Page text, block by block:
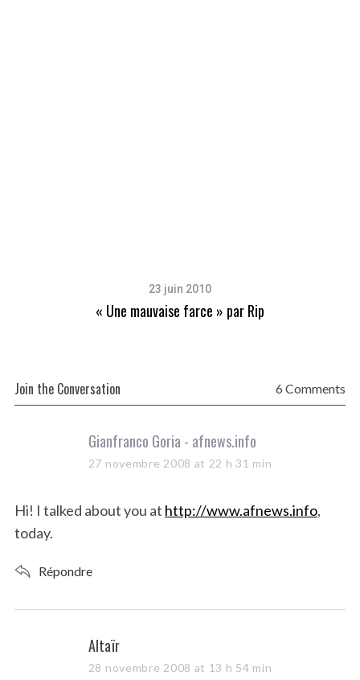
23 juin 2010
« Une mauvaise farce » par Rip
Join the Conversation 6 Comments
s
a
s
Gianfranco Goria - afnews.info
27 novembre 2008 at 22 h 31 min
Hi! I talked about you at http://www.afnews.info,
today.
Répondre
s
a
Altaïr
28 novembre 2008 at 13 h 54 min